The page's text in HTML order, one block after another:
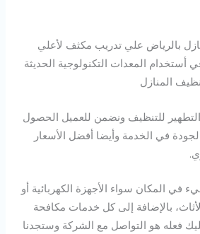
بالرياض علي تدريب مكثف لأعلي
أستخدام المعدات التكنولوجية الحديثة
المنازل
للتنظيف ونضمن للعميل الحصول
في الخدمة وأيضا أفضل الأسعار
في المكان سواء الأجهزة الكهربائية أو
بالإضافة إلى كل خدمات مكافحة
فعله هو التواصل مع الشركة وستجدنا